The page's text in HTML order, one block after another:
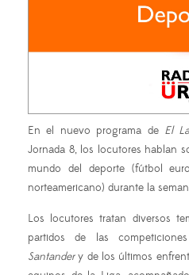
En el nuevo programa de El
Jornada 8, los locutores hablan
mundo del deporte (fútbol
norteamericano) durante la
Los locutores tratan diversos
partidos de las
Santandery de los últimos